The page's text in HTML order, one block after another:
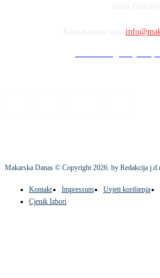
Makarska Danas © Copyright2026. by Redakcija
Kontakt Impressum Uvjeti korištenja
Cjenik Izbori